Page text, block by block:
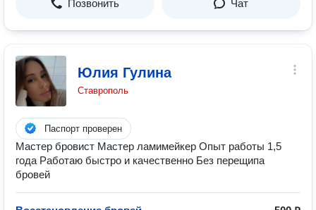
Позвонить Чат
Юлия Гулина
Ставрополь
Паспорт проверен
Мастер бровист Мастер ламимейкер Опыт работы 1,5
года Работаю быстро и качественно Без перещипа
бровей